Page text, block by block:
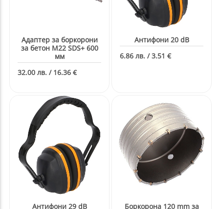
Адаптер за боркорони
за бетон M22 SDS+ 600
мм
32.00 лв. / 16.36 €
Антифони 20 dB
6.86 лв. / 3.51 €
Антифони 29 dB
Боркорона 120 mm за